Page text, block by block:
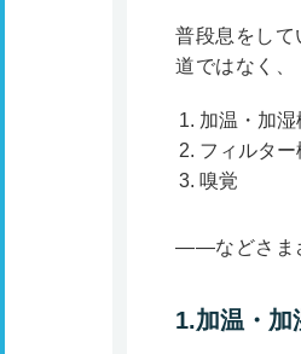
普段息をして
道ではなく、
加温・加湿
フィルター
嗅覚
――などさま
1.加温・加